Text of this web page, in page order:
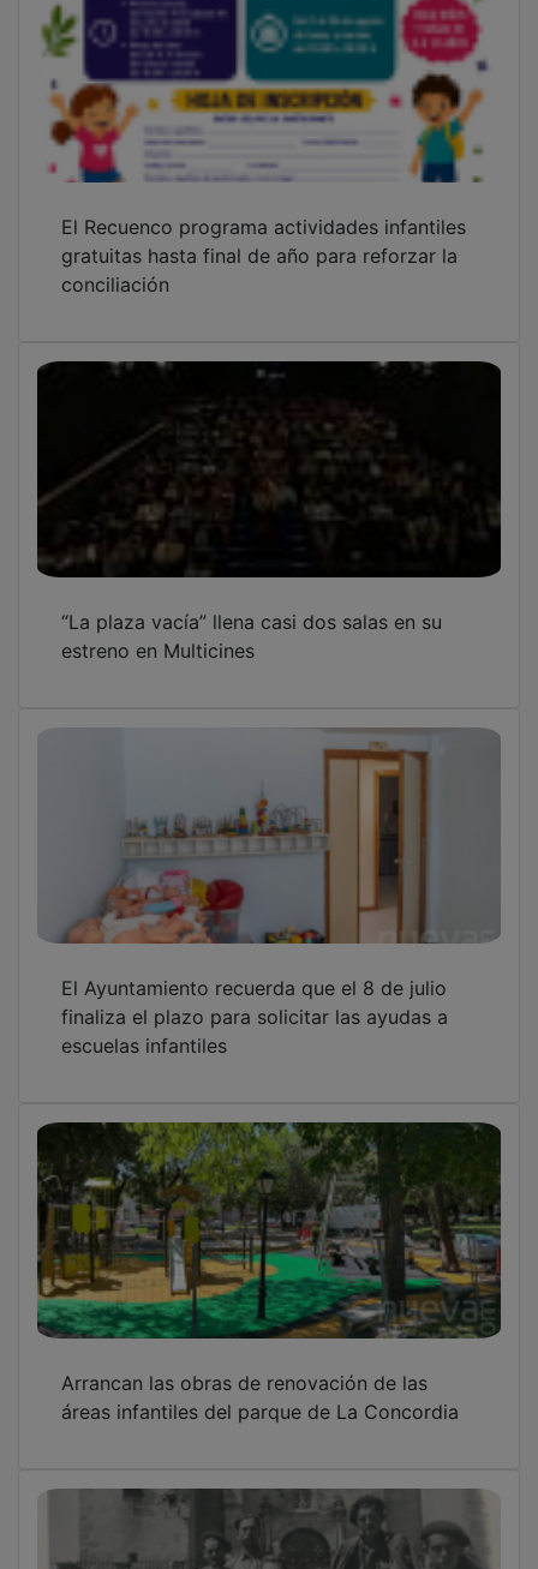
“La plaza vacía” llena casi dos salas en su
estreno en Multicines
El Ayuntamiento recuerda que el 8 de julio
finaliza el plazo para solicitar las ayudas a
escuelas infantiles
Arrancan las obras de renovación de las
áreas infantiles del parque de La Concordia
Los diarios, los grafitis y los cielos de la
Guerra Civil vuelven a hablar en Cogolludo